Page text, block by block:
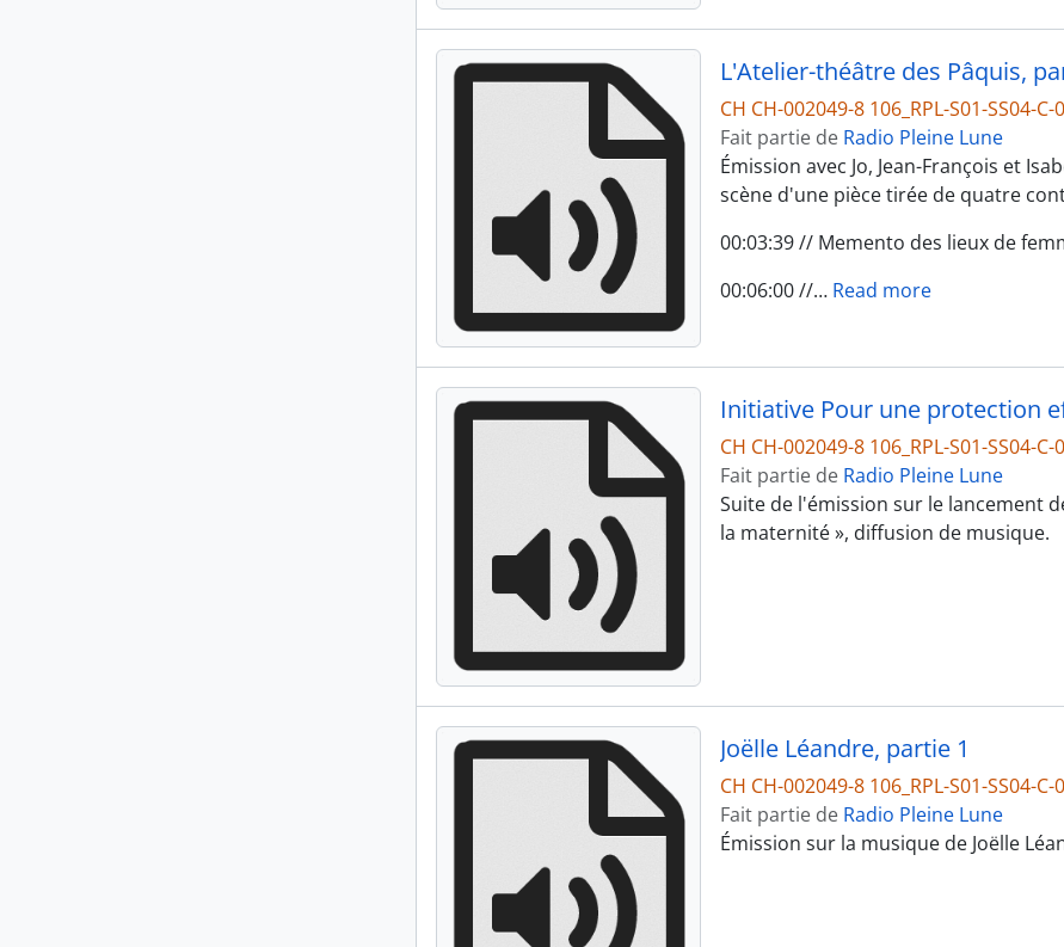
L'Atelier-théâtre des Pâquis,
CH CH-002049-8 106_RPL-S01-SS04-C-
Fait partie de Radio Pleine Lune
Émission avec Jo, Jean-François et
scène d'une pièce tirée de quatre
00:03:39 // Memento des lieux de
00:06:00 //… Read more
Initiative Pour une protection
CH CH-002049-8 106_RPL-S01-SS04-C-
Fait partie de Radio Pleine Lune
Suite de l'émission sur le lancement
la maternité », diffusion de musique.
Joëlle Léandre, partie 1
CH CH-002049-8 106_RPL-S01-SS04-C-
Fait partie de Radio Pleine Lune
Émission sur la musique de Joëlle